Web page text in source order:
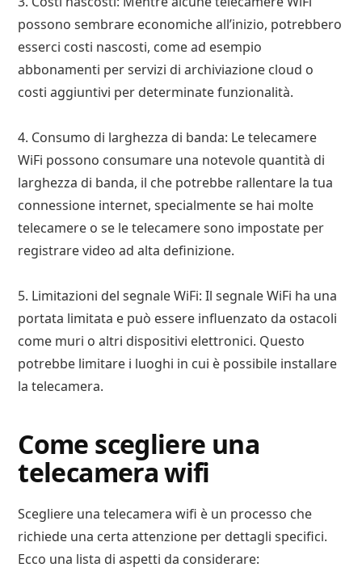
possono sembrare economiche all’inizio, potrebbero
esserci costi nascosti, come ad esempio
abbonamenti per servizi di archiviazione cloud o
costi aggiuntivi per determinate funzionalità.
4. Consumo di larghezza di banda: Le telecamere
WiFi possono consumare una notevole quantità di
larghezza di banda, il che potrebbe rallentare la tua
connessione internet, specialmente se hai molte
telecamere o se le telecamere sono impostate per
registrare video ad alta definizione.
5. Limitazioni del segnale WiFi: Il segnale WiFi ha una
portata limitata e può essere influenzato da ostacoli
come muri o altri dispositivi elettronici. Questo
potrebbe limitare i luoghi in cui è possibile installare
la telecamera.
Come scegliere una
telecamera wifi
Scegliere una telecamera wifi è un processo che
richiede una certa attenzione per dettagli specifici.
Ecco una lista di aspetti da considerare: